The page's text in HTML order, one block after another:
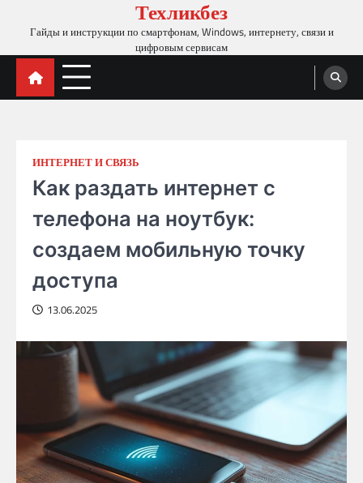
Техликбез
Гайды и инструкции по смартфонам, Windows, интернету, связи и
цифровым сервисам
ИНТЕРНЕТ И СВЯЗЬ
Как раздать интернет с
телефона на ноутбук:
создаем мобильную точку
доступа
13.06.2025